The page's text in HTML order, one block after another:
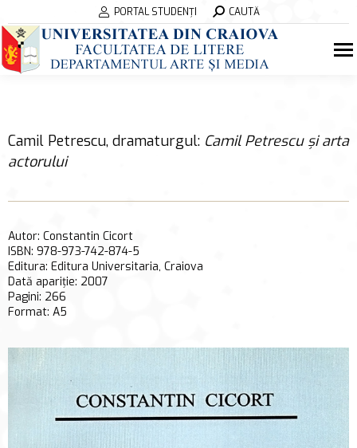
PORTAL STUDENȚI Search:CAUTĂ
Camil Petrescu, dramaturgul: Camil Petrescu și arta
actorului
Autor: Constantin Cicort
ISBN: 978-973-742-874-5
Editura: Editura Universitaria, Craiova
Dată apariție: 2007
Pagini: 266
Format: A5